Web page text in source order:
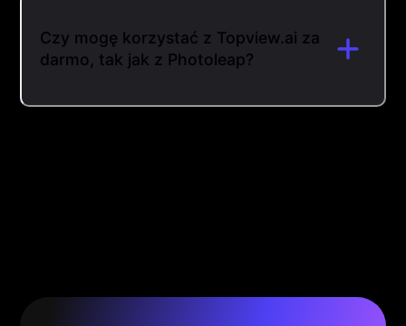
Czy mogę korzystać z Topview.ai za
darmo, tak jak z Photoleap?